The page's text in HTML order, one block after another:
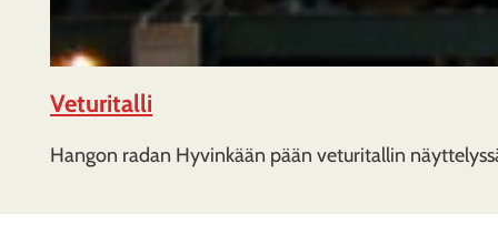
Veturitalli
Hangon radan Hyvinkään pään veturitallin